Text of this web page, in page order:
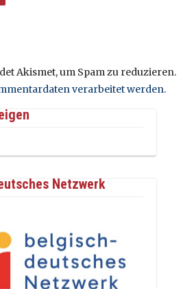
Akismet, um Spam zu reduzieren.
verarbeitet werden.
Netzwerk